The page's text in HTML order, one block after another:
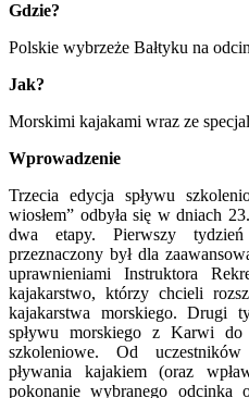
Gdzie?
Polskie wybrzeże Bałtyku na
Jak?
Morskimi kajakami wraz ze
Wprowadzenie
Trzecia edycja spływu
wiosłem” odbyła się w dniach
dwa etapy. Pierwszy
przeznaczony był dla
uprawnieniami Instruktora
kajakarstwo, którzy chcieli
kajakarstwa morskiego. Drugi
spływu morskiego z Karwi
szkoleniowe. Od
pływania kajakiem (oraz
pokonanie wybranego odcinka